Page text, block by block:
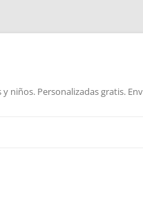
niños. Personalizadas gratis.